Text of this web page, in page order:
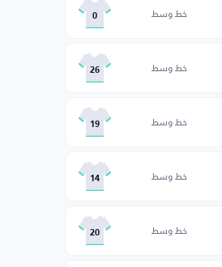
خط وسط 0
خط وسط 26
خط وسط 19
خط وسط 14
خط وسط 20